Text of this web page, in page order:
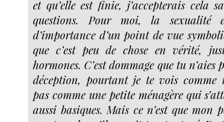
et qu’elle est finie, j’accepterais cela
questions. Pour moi, la sexualité
d’importance d’un point de vue
que c’est peu de chose en vérité,
hormones. C’est dommage que tu n’aies
déception, pourtant je te vois comme
pas comme une petite ménagère qui
aussi basiques. Mais ce n’est que mon